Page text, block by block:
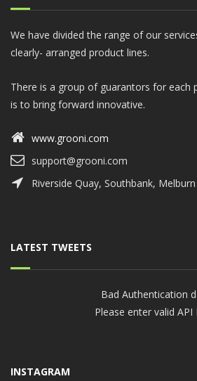
We have divided the range of our
clearly- arranged product lines.
There is a group of guarantors for each
is to bring forward innovative.
www.grooni.com
support@grooni.com
Riverside Quay, Southbank, Melburn
LATEST TWEETS
Bad Authentication
Please enter valid API
INSTAGRAM